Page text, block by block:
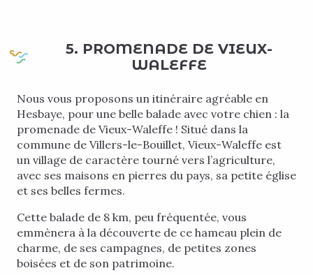
5. PROMENADE DE VIEUX-
WALEFFE
Nous vous proposons un itinéraire agréable en
Hesbaye, pour une belle balade avec votre chien : la
promenade de Vieux-Waleffe ! Situé dans la
commune de Villers-le-Bouillet, Vieux-Waleffe est
un village de caractère tourné vers l’agriculture,
avec ses maisons en pierres du pays, sa petite église
et ses belles fermes.
Cette balade de 8 km, peu fréquentée, vous
emmènera à la découverte de ce hameau plein de
charme, de ses campagnes, de petites zones
boisées et de son patrimoine.